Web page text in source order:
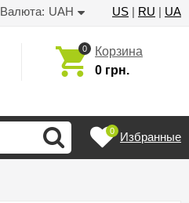
Валюта: UAH US | RU | UA
0
Корзина
0 грн.
0 Избранные